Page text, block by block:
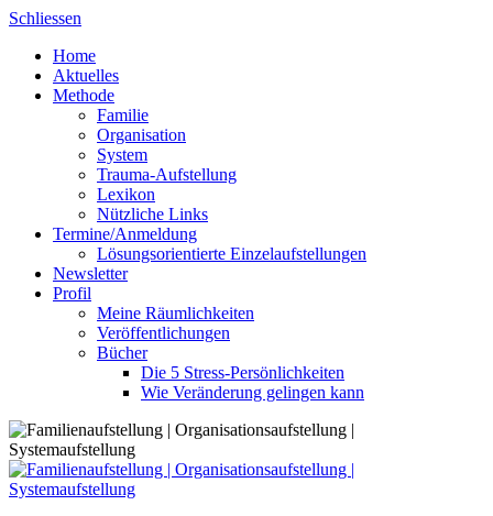
Skip
content
Schliessen
Home
Aktuelles
Methode
Familie
Organisation
System
Trauma-Aufstellung
Lexikon
Nützliche Links
Termine/Anmeldung
Lösungsorientierte Einzelaufstellungen
Newsletter
Profil
Meine Räumlichkeiten
Veröffentlichungen
Bücher
Die 5 Stress-Persönlichkeiten
Wie Veränderung gelingen kann